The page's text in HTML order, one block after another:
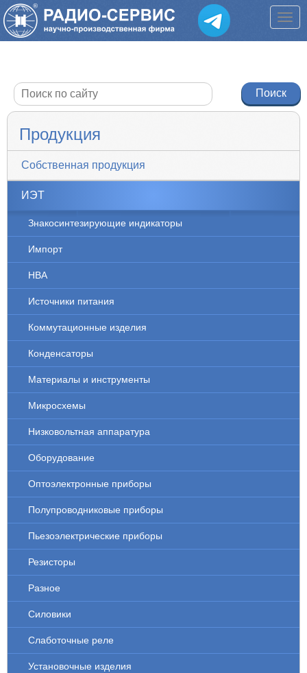
Продукция
Собственная продукция
ИЭТ
Знакосинтезирующие индикаторы
Импорт
НВА
Источники питания
Коммутационные изделия
Конденсаторы
Материалы и инструменты
Микросхемы
Низковольтная аппаратура
Оборудование
Оптоэлектронные приборы
Полупроводниковые приборы
Пьезоэлектрические приборы
Резисторы
Разное
Силовики
Слаботочные реле
Установочные изделия